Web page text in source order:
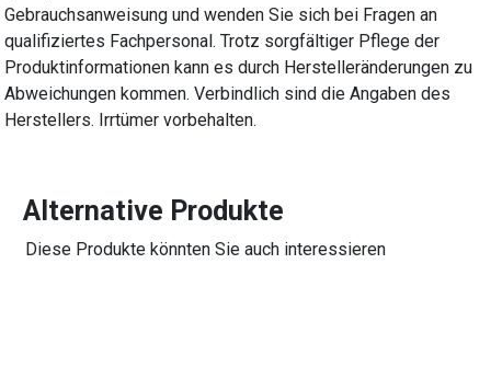
Gebrauchsanweisung und wenden Sie sich bei Fragen an
qualifiziertes Fachpersonal. Trotz sorgfältiger Pflege der
Produktinformationen kann es durch Herstelleränderungen zu
Abweichungen kommen. Verbindlich sind die Angaben des
Herstellers. Irrtümer vorbehalten.
Alternative Produkte
Diese Produkte könnten Sie auch interessieren